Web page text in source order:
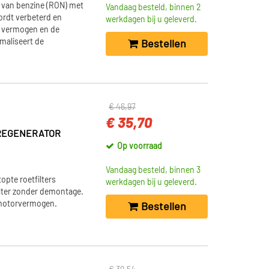
benzine (RON) met
verbeterd en
en de
de
Vandaag besteld, binnen 2
werkdagen bij u geleverd.
Bestellen
roetfilters
zonder demontage.
€ 46,97
€ 35,70
Op voorraad
Vandaag besteld, binnen 3
werkdagen bij u geleverd.
Bestellen